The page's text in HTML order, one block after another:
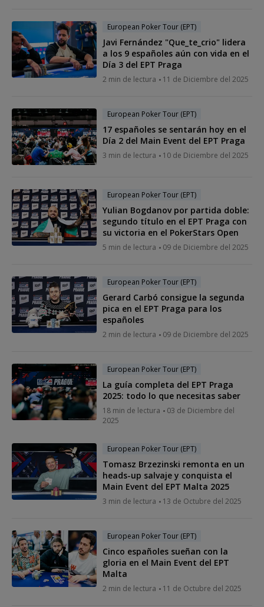
European Poker Tour (EPT)
Javi Fernández "Que_te_crio" lidera
a los 9 españoles aún con vida en el
Día 3 del EPT Praga
2 min de lectura 11 de Diciembre del 2025
European Poker Tour (EPT)
17 españoles se sentarán hoy en el
Día 2 del Main Event del EPT Praga
3 min de lectura 10 de Diciembre del 2025
European Poker Tour (EPT)
Yulian Bogdanov por partida doble:
segundo título en el EPT Praga con
su victoria en el PokerStars Open
5 min de lectura 09 de Diciembre del 2025
European Poker Tour (EPT)
Gerard Carbó consigue la segunda
pica en el EPT Praga para los
españoles
2 min de lectura 09 de Diciembre del 2025
European Poker Tour (EPT)
La guía completa del EPT Praga
2025: todo lo que necesitas saber
18 min de lectura
03 de Diciembre del
2025
European Poker Tour (EPT)
Tomasz Brzezinski remonta en un
heads-up salvaje y conquista el
Main Event del EPT Malta 2025
3 min de lectura 13 de Octubre del 2025
European Poker Tour (EPT)
Cinco españoles sueñan con la
gloria en el Main Event del EPT
Malta
2 min de lectura 11 de Octubre del 2025